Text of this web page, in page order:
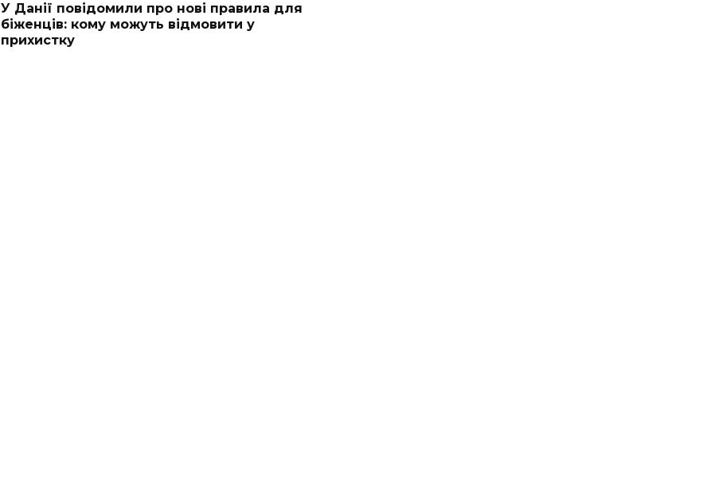
У Данії повідомили про нові правила для
біженців: кому можуть відмовити у
прихистку